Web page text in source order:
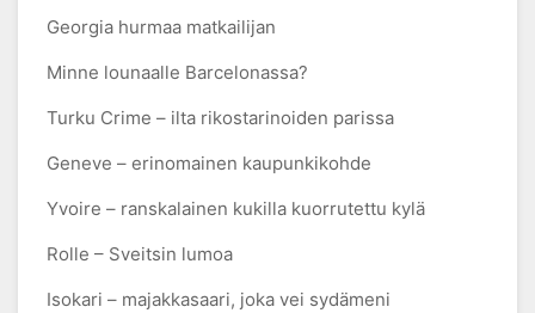
Georgia hurmaa matkailijan
Minne lounaalle Barcelonassa?
Turku Crime – ilta rikostarinoiden parissa
Geneve – erinomainen kaupunkikohde
Yvoire – ranskalainen kukilla kuorrutettu kylä
Rolle – Sveitsin lumoa
Isokari – majakkasaari, joka vei sydämeni